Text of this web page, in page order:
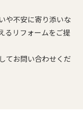
や不安に寄り添いな
るリフォームをご提
てお問い合わせくだ